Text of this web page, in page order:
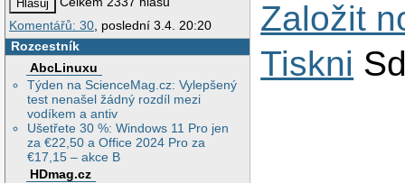
Komentářů: 30 , poslední 3.4. 20:20
Rozcestník
AbcLinuxu
Týden na ScienceMag.cz: Vylepšený
test nenašel žádný rozdíl mezi
vodíkem a antiv
Ušetřete 30 %: Windows 11 Pro jen
za €22,50 a Office 2024 Pro za
€17,15 – akce B
HDmag.cz
Založit
Tiskni